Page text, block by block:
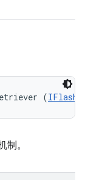
(
。